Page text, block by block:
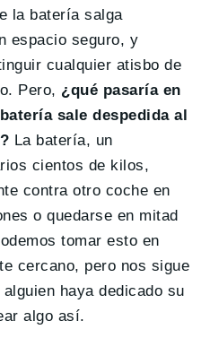
la batería salga
espacio seguro, y
cualquier atisbo de
Pero, ¿qué pasaría en
sale despedida al
La batería, un
cientos de kilos,
contra otro coche en
o quedarse en mitad
tomar esto en
cercano, pero nos sigue
alguien haya dedicado su
algo así.